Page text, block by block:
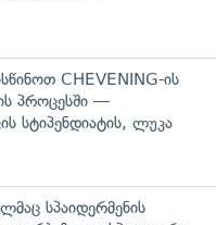
CHEVENING-ის
პროცესში —
სტიპენდიატის, ლუკა
სპაიდერმენის